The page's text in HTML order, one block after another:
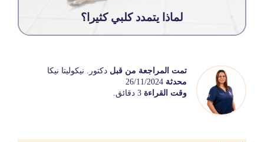
لماذا يتمدد كلبي كثيرا؟
تمت المراجعة من قبل دكتور. نيكوليتا نيكا
محدثة
وقت القراءة